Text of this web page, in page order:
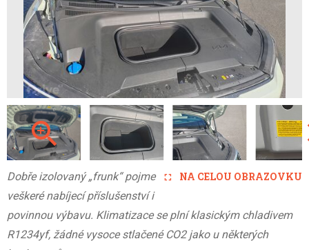
NA CELOU OBRAZOVKU
Dobře izolovaný „frunk“ pojme
veškeré nabíjecí příslušenství i
povinnou výbavu. Klimatizace se plní klasickým chladivem
R1234yf, žádné vysoce stlačené CO2 jako u některých